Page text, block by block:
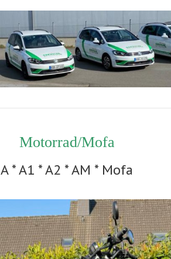
Motorrad/Mofa
A * A1 * A2 * AM * Mofa